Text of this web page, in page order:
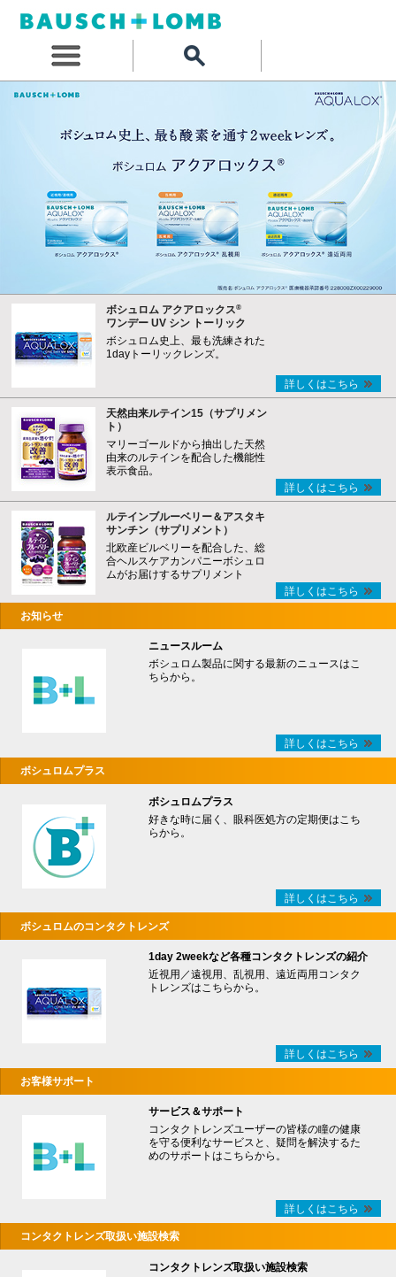
ボシュロム アクアロックス®
ワンデー UV シン トーリック
ボシュロム史上、最も洗練された
1dayトーリックレンズ。
詳しくはこちら
天然由来ルテイン15（サプリメン
ト）
マリーゴールドから抽出した天然
由来のルテインを配合した機能性
表示食品。
詳しくはこちら
ルテインブルーベリー＆アスタキ
サンチン（サプリメント）
北欧産ビルベリーを配合した、総
合ヘルスケアカンパニーボシュロ
ムがお届けするサプリメント
詳しくはこちら
お知らせ
ニュースルーム
ボシュロム製品に関する最新のニュースはこ
ちらから。
詳しくはこちら
ボシュロムプラス
ボシュロムプラス
好きな時に届く、眼科医処方の定期便はこち
らから。
詳しくはこちら
ボシュロムのコンタクトレンズ
1day 2weekなど各種コンタクトレンズの紹介
近視用／遠視用、乱視用、遠近両用コンタク
トレンズはこちらから。
詳しくはこちら
お客様サポート
サービス＆サポート
コンタクトレンズユーザーの皆様の瞳の健康
を守る便利なサービスと、疑問を解決するた
めのサポートはこちらから。
詳しくはこちら
コンタクトレンズ取扱い施設検索
コンタクトレンズ取扱い施設検索